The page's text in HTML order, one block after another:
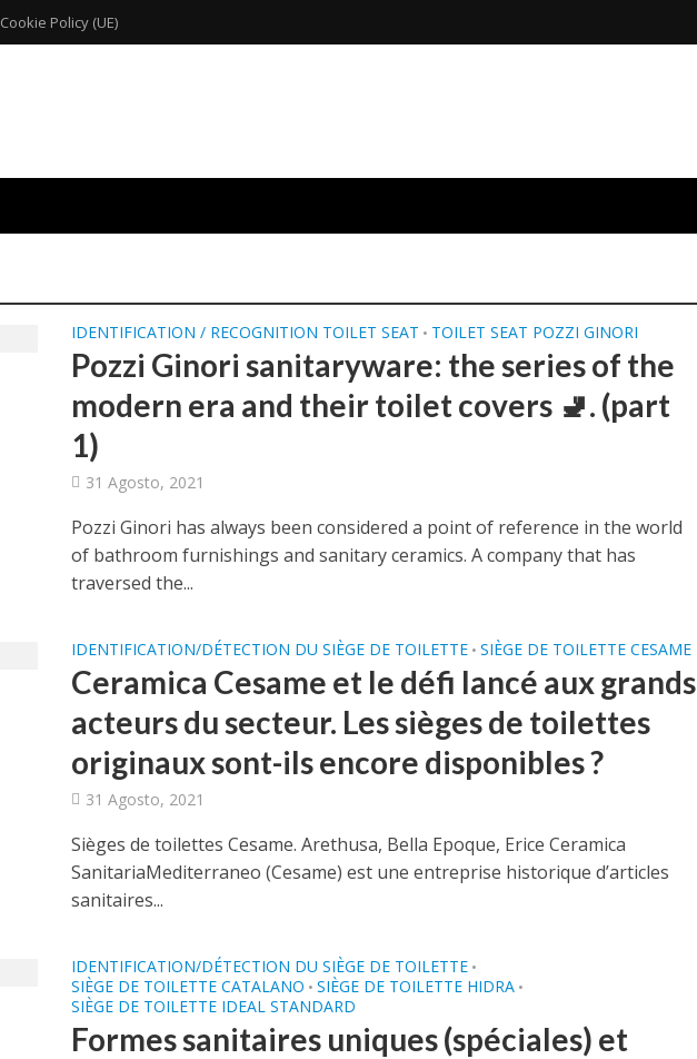
Cookie Policy (UE)
IDENTIFICATION / RECOGNITION TOILET SEAT • TOILET SEAT POZZI GINORI
Pozzi Ginori sanitaryware: the series of the
modern era and their toilet covers 🚽. (part
1)
31 Agosto, 2021
Pozzi Ginori has always been considered a point of reference in the world
of bathroom furnishings and sanitary ceramics. A company that has
traversed the...
IDENTIFICATION/DÉTECTION DU SIÈGE DE TOILETTE • SIÈGE DE TOILETTE CESAME
Ceramica Cesame et le défi lancé aux grands
acteurs du secteur. Les sièges de toilettes
originaux sont-ils encore disponibles ?
31 Agosto, 2021
Sièges de toilettes Cesame. Arethusa, Bella Epoque, Erice Ceramica
SanitariaMediterraneo (Cesame) est une entreprise historique d’articles
sanitaires...
IDENTIFICATION/DÉTECTION DU SIÈGE DE TOILETTE •
SIÈGE DE TOILETTE CATALANO • SIÈGE DE TOILETTE HIDRA •
SIÈGE DE TOILETTE IDEAL STANDARD
Formes sanitaires uniques (spéciales) et